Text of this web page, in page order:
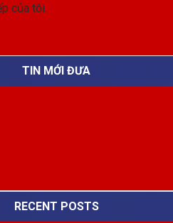
của tôi.
TIN MỚI ĐƯA
RECENT POSTS